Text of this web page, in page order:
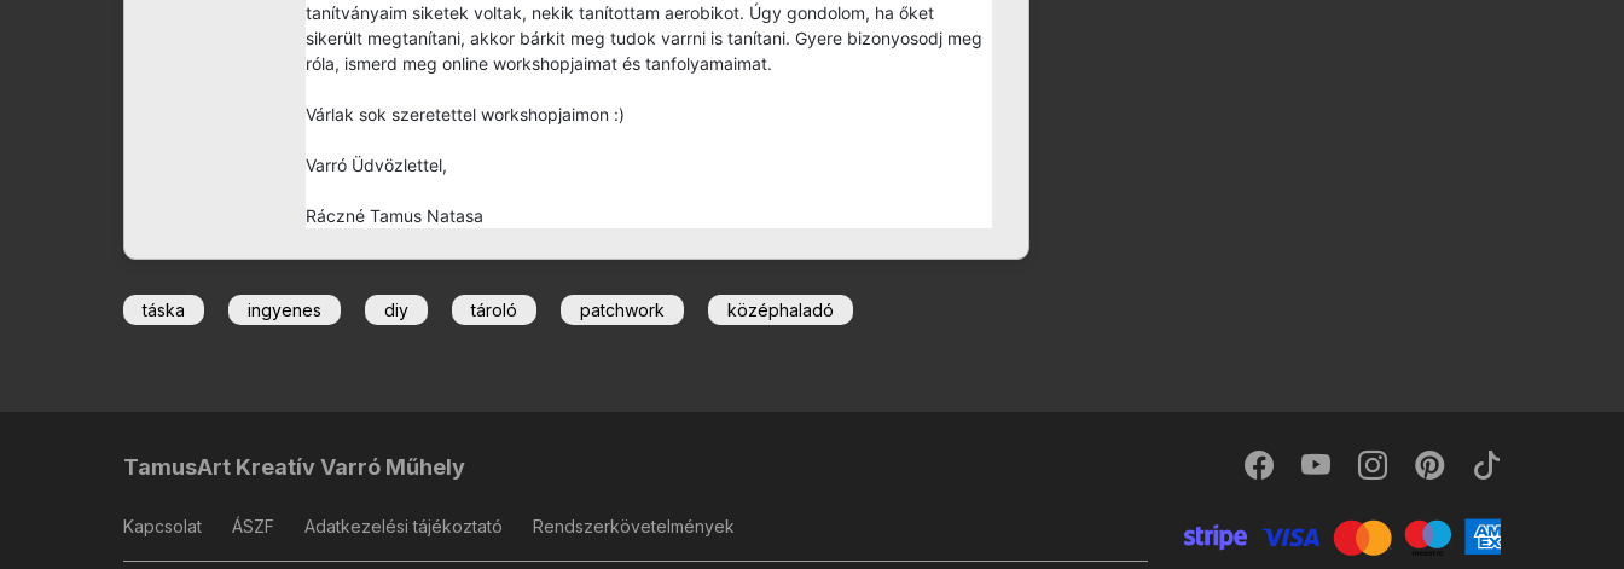
tanítványaim siketek voltak, nekik tanítottam aerobikot. Úgy gondolom, ha őket
sikerült megtanítani, akkor bárkit meg tudok varrni is tanítani. Gyere bizonyosodj meg
róla, ismerd meg online workshopjaimat és tanfolyamaimat.
Várlak sok szeretettel workshopjaimon :)
Varró Üdvözlettel,
Ráczné Tamus Natasa
táska ingyenes diy tároló patchwork középhaladó
TamusArt Kreatív Varró Műhely
Kapcsolat ÁSZF Adatkezelési tájékoztató Rendszerkövetelmények